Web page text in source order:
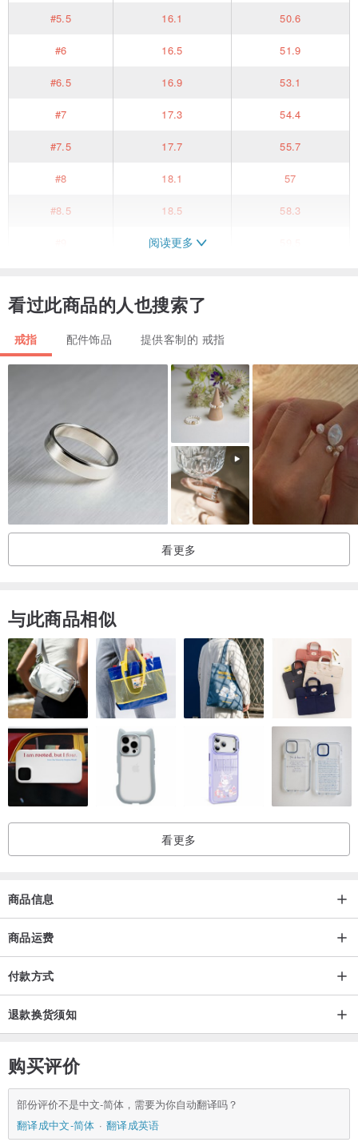
#5.5 16.1 50.6
#6 16.5 51.9
#6.5 16.9 53.1
#7 17.3 54.4
#7.5 17.7 55.7
#8 18.1 57
#8.5 18.5 58.3
19
#10 19.8
14k gold ring with topaz briolettes and diamonds.
Weight: 1.6 g.
Cut: Briolette
Color: Blue
Clarity: Transparent
Diamonds: 6 pieces, 1.1 mm, G/VS1, brilliant cut, total weight - 0.06
阅读更多
看过此商品的人也搜索了
戒指 配件饰品 提供客制的 戒指
看更多
与此商品相似
看更多
商品信息
商品运费
付款方式
退款换货须知
购买评价
部份评价不是中文-简体，需要为你自动翻译吗？
翻译成中文-简体
翻译成英语